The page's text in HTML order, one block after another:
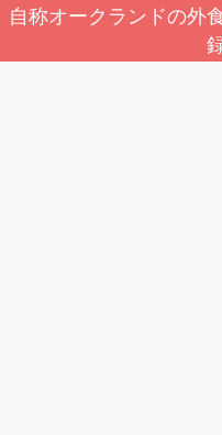
自称オークランドの外